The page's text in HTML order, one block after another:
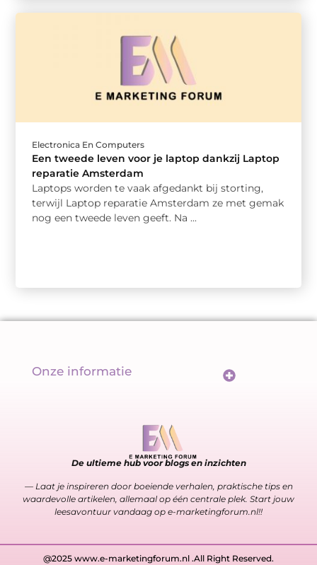
Electronica En Computers
Een tweede leven voor je laptop dankzij Laptop
reparatie Amsterdam
Laptops worden te vaak afgedankt bij storting,
terwijl Laptop reparatie Amsterdam ze met gemak
nog een tweede leven geeft. Na ...
De ultieme hub voor blogs en inzichten
— Laat je inspireren door boeiende verhalen, praktische tips en
waardevolle artikelen, allemaal op één centrale plek. Start jouw
leesavontuur vandaag op e-marketingforum.nl!!
@2025 www.e-marketingforum.nl .All Right Reserved.
Onze informatie